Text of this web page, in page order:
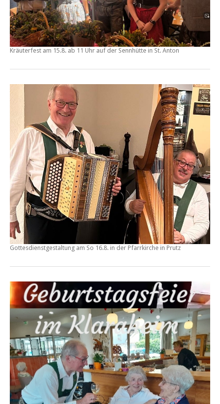
Kräuterfest am 15.8. ab 11 Uhr auf der Sennhütte in St. Anton
Gottesdienstgestaltung am So 16.8. in der Pfarrkirche in Prutz